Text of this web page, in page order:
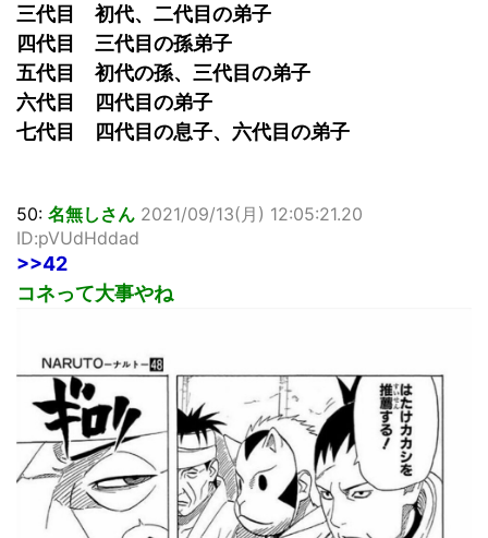
三代目 初代、二代目の弟子
四代目 三代目の孫弟子
五代目 初代の孫、三代目の弟子
六代目 四代目の弟子
七代目 四代目の息子、六代目の弟子
50: 名無しさん 2021/09/13(月) 12:05:21.20
ID:pVUdHddad
>>42
コネって大事やね